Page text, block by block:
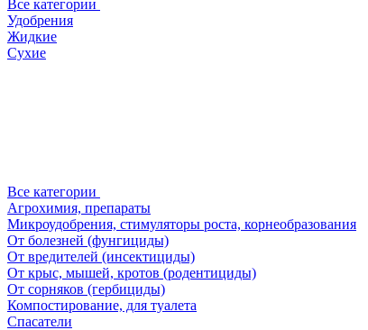
Все категории
Удобрения
Жидкие
Сухие
Все категории
Агрохимия, препараты
Микроудобрения, стимуляторы роста, корнеобразования
От болезней (фунгициды)
От вредителей (инсектициды)
От крыс, мышей, кротов (родентициды)
От сорняков (гербициды)
Компостирование, для туалета
Спасатели